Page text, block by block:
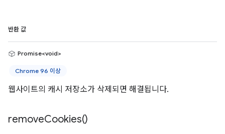
반환 값
Promise<void>
Chrome 96 이상
웹사이트의 캐시 저장소가 삭제되면 해결됩니다.
removeCookies()